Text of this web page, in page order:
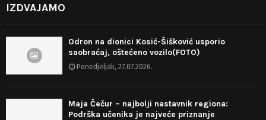
IZDVAJAMO
Odron na dionici Kosić-Šišković usporio
saobraćaj, oštećeno vozilo(FOTO)
Ponedjeljak, 27.07.2026.
Maja Čečur – najbolji nastavnik regiona:
Podrška učenika je najveće priznanje